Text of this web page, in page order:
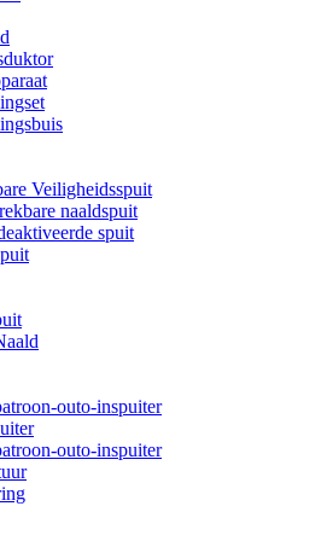
Veiligheidsspuit
naaldspuit
spuit
outo-inspuiter
outo-inspuiter